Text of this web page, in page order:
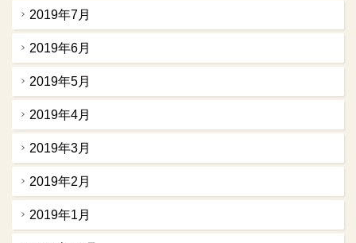
2019年7月
2019年6月
2019年5月
2019年4月
2019年3月
2019年2月
2019年1月